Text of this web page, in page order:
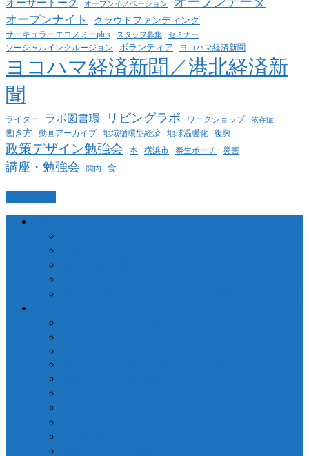
オーサートーク オープンイノベーション
オープンナイト クラウドファンディング
サーキュラーエコノミーplus スタッフ募集 セミナー
ソーシャルインクルージョン ボランティア ヨコハマ経済新聞
ヨコハマ経済新聞／港北経済新
聞
ライター ラボ図書環 リビングラボ ワークショップ 依存症
働き方 動画アーカイブ 地域循環型経済 地球温暖化 復興
政策デザイン勉強会 本 横浜市 泰生ポーチ 災害
講座・勉強会 関内 食